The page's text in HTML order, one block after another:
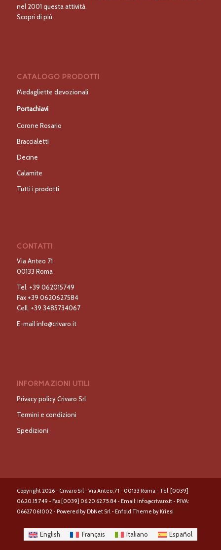
nel 2001 questa attività.
Scopri di più
CATALOGO PRODOTTI
Medagliette devozionali
Portachiavi
Corone Rosario
Braccialetti
Decine
Calamite
Tutti i prodotti
CONTATTI
Via Anteo 71
00133 Roma
Tel. +39 062015749
Fax +39 0620627584
Cell. +39 3485734067
E-mailinfo@crivaro.it
INFORMAZIONI UTILI
Privacy policy Crivaro Srl
Termini e condizioni
Spedizioni
Copyright 2026 - Crivaro Srl - Via Anteo, 71 - 00133 Roma - Tel. [0039]
06.20.15.749 - Fax [0039] 06.20.62.75.84 - Email: info@crivaro.it - P.IVA:
06627061002 - Powered by DbNet Srl - Enfold Theme by Kriesi
English Français Italiano Español